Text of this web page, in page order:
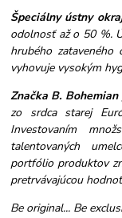
Špeciálny ústny
odolnosť až o 50 %.
hrubého
vyhovuje vysokým
Značka B. Bohemian
zo srdca starej
Investovaním
talentovaných
portfólio produktov
pretrvávajúcou
Be original... Be